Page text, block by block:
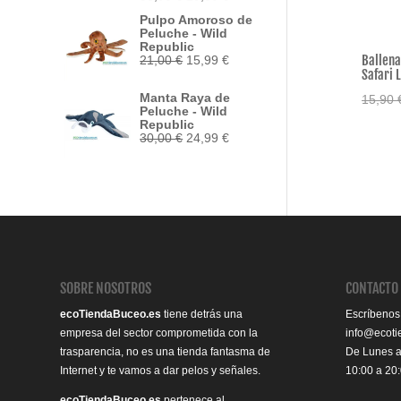
Safari
15,90
original
era:
33,95 €.
actual
Pulpo Amoroso de
Peluche - Wild
Republic
21,00€ El
era:
21,00 €.
15,99€El
es:
Manta Raya de
Peluche - Wild
Republic
30,00€ El
24,99€El
SOBRE NOSOTROS
ecoTiendaBuceo.es tiene detrás una
empresa del sector comprometida con la
trasparencia, no es una tienda fantasma de
Internet y te vamos a dar pelos y señales.
CONTACTO
De Lunes
10:00 a